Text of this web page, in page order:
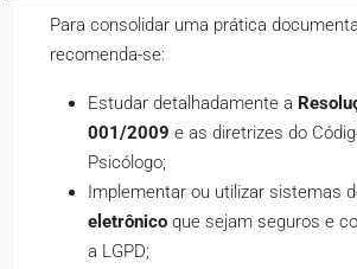
Para consolidar uma prática
recomenda-se:
Estudar detalhadamente a
001/2009 e as diretrizes do
Psicólogo;
Implementar ou utilizar sistemas
eletrônico que sejam seguros e
a LGPD;